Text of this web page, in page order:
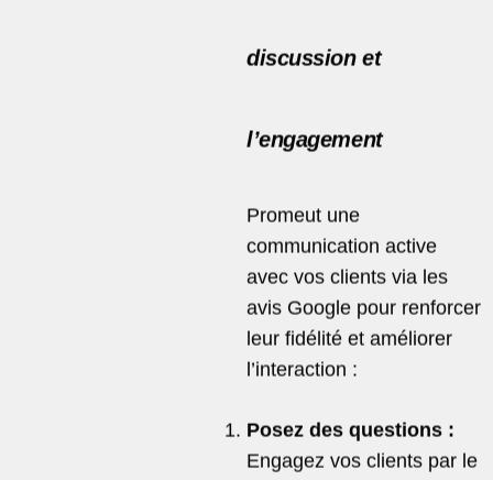
discussion et
l’engagement
Promeut une
communication active
avec vos clients via les
avis Google pour renforcer
leur fidélité et améliorer
l’interaction :
Posez des questions :
Engagez vos clients par le